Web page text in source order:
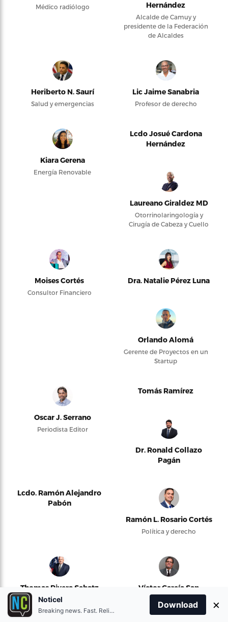
Médico radiólogo
Hernández
Alcalde de Camuy y
presidente de la Federación
de Alcaldes
Heriberto N. Saurí
Salud y emergencias
Lic Jaime Sanabria
Profesor de derecho
Kiara Gerena
Energía Renovable
Lcdo Josué Cardona
Hernández
Laureano Giraldez MD
Otorrinolaringología y
Cirugía de Cabeza y Cuello
Moises Cortés
Consultor Financiero
Dra. Natalie Pérez Luna
Orlando Alomá
Gerente de Proyectos en un
Startup
Oscar J. Serrano
Periodista Editor
Tomás Ramírez
Dr. Ronald Collazo
Pagán
Lcdo. Ramón Alejandro
Pabón
Ramón L. Rosario Cortés
Política y derecho
Thomas Rivera Schatz
Presidente del Senado de
Puerto Rico
Víctor García San
Política y justicia
Noticel
Breaking news. Fast. Reliable.
Download ×